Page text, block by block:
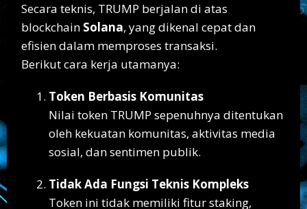
Secara teknis, TRUMP berjalan di atas
blockchain Solana, yang dikenal cepat dan
efisien dalam memproses transaksi.
Berikut cara kerja utamanya:
Token Berbasis Komunitas
Nilai token TRUMP sepenuhnya ditentukan
oleh kekuatan komunitas, aktivitas media
sosial, dan sentimen publik.
Tidak Ada Fungsi Teknis Kompleks
Token ini tidak memiliki fitur staking,